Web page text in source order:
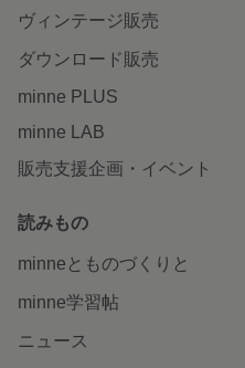
ヴィンテージ販売
ダウンロード販売
minne PLUS
minne LAB
販売支援企画・イベント
読みもの
minneとものづくりと
minne学習帖
ニュース